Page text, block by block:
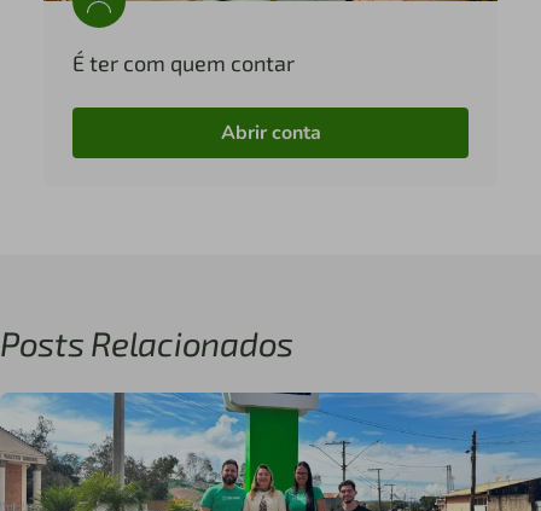
É ter com quem contar
Abrir conta
Posts Relacionados